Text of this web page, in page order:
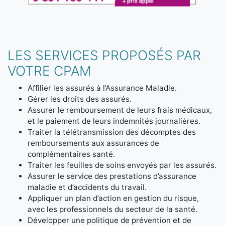
LES SERVICES PROPOSÉS PAR
VOTRE CPAM
Affilier les assurés à l’Assurance Maladie.
Gérer les droits des assurés.
Assurer le remboursement de leurs frais médicaux,
et le paiement de leurs indemnités journalières.
Traiter la télétransmission des décomptes des
remboursements aux assurances de
complémentaires santé.
Traiter les feuilles de soins envoyés par les assurés.
Assurer le service des prestations d’assurance
maladie et d’accidents du travail.
Appliquer un plan d’action en gestion du risque,
avec les professionnels du secteur de la santé.
Développer une politique de prévention et de